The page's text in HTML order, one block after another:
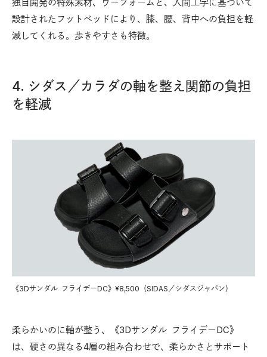
設計されたフットベッドにより、膝、腰、背中への負担を軽
減してくれる。歩きやすさも特徴。
4. シダス／カラダの軸を整え関節の負担
を軽減
《3Dサンダル フライデーDC》¥8,500（SIDAS／シダスジャパン）
柔らかいのに軸が整う、《3Dサンダル フライデーDC》
は、硬さの異なる4層の組み合わせで、柔らかさとサポート